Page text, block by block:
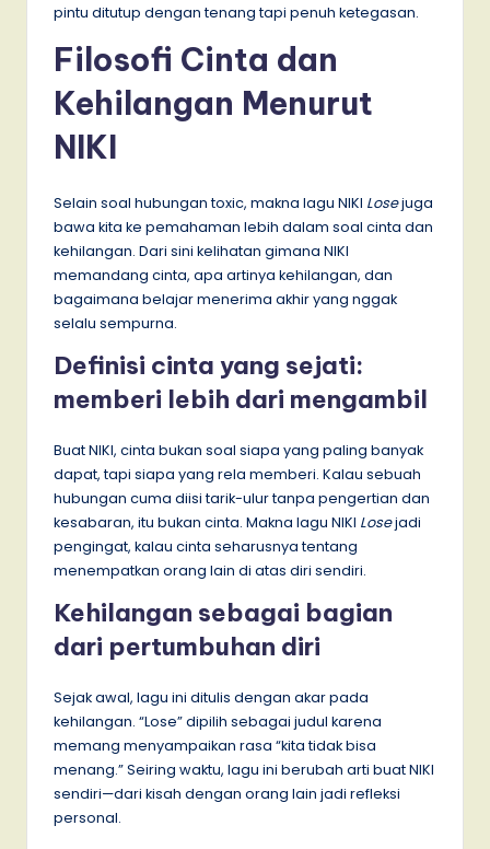
pintu ditutup dengan tenang tapi penuh ketegasan.
Filosofi Cinta dan
Kehilangan Menurut
NIKI
Selain soal hubungan toxic, makna lagu NIKI Losejuga
bawa kita ke pemahaman lebih dalam soal cinta dan
kehilangan. Dari sini kelihatan gimana NIKI
memandang cinta, apa artinya kehilangan, dan
bagaimana belajar menerima akhir yang nggak
selalu sempurna.
Definisi cinta yang sejati:
memberi lebih dari mengambil
Buat NIKI, cinta bukan soal siapa yang paling banyak
dapat, tapi siapa yang rela memberi. Kalau sebuah
hubungan cuma diisi tarik-ulur tanpa pengertian dan
kesabaran, itu bukan cinta. Makna lagu NIKI Losejadi
pengingat, kalau cinta seharusnya tentang
menempatkan orang lain di atas diri sendiri.
Kehilangan sebagai bagian
dari pertumbuhan diri
Sejak awal, lagu ini ditulis dengan akar pada
kehilangan. “Lose” dipilih sebagai judul karena
memang menyampaikan rasa “kita tidak bisa
menang.” Seiring waktu, lagu ini berubah arti buat NIKI
sendiri—dari kisah dengan orang lain jadi refleksi
personal.